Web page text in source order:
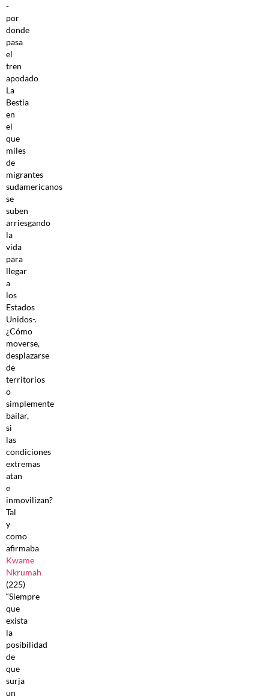
-
por
donde
pasa
el
tren
apodado
La
Bestia
en
el
que
miles
de
migrantes
sudamericanos
se
suben
arriesgando
la
vida
para
llegar
a
los
Estados
Unidos-.
¿Cómo
moverse,
desplazarse
de
territorios
o
simplemente
bailar,
si
las
condiciones
extremas
atan
e
inmovilizan?
Tal
y
como
afirmaba
Kwame
Nkrumah
(225)
“Siempre
que
exista
la
posibilidad
de
que
surja
un